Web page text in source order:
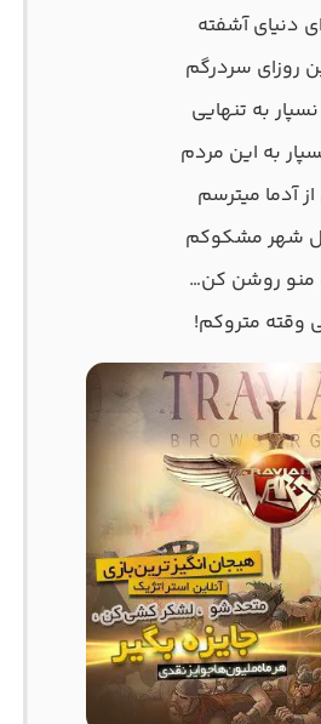
دنیای آشفته
روزای سردرگم
به تنهایی
به این مردم
آدما میترسم
شهر مشکوکم
منو روشن کن…
وقته متروکم!